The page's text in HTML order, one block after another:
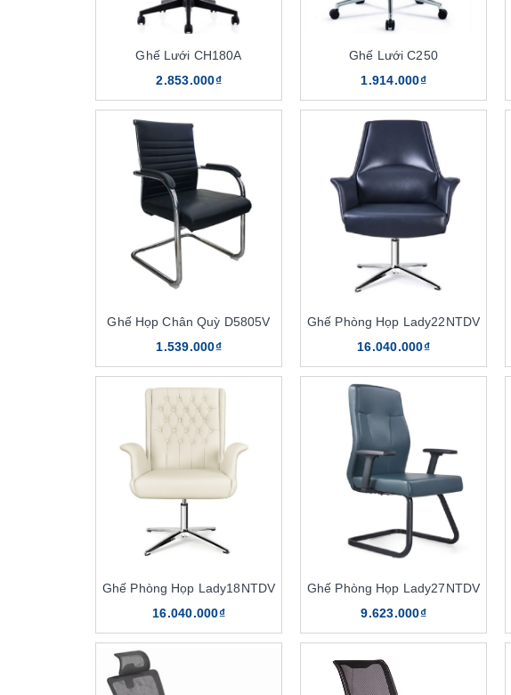
Ghế Lưới CH180A
2.853.000₫
Ghế Lưới C250
1.914.000₫
Ghế Họp Chân Quỳ D5805V
1.539.000₫
Ghế Phòng Họp Lady22NTDV
16.040.000₫
Ghế Phòng Họp Lady18NTDV
16.040.000₫
Ghế Phòng Họp Lady27NTDV
9.623.000₫